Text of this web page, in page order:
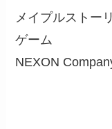
メイプルストー
ゲーム
NEXON